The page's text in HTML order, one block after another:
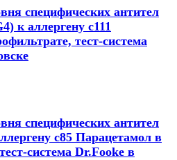
специфических антител
к аллергену с111
тест-система
специфических антител
с85 Парацетамол в
система Dr.Fooke в